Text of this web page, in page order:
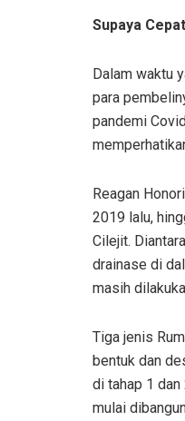
Supaya
Dalam waktu
para
pandemi
Reagan
2019 lalu,
Cilejit.
drainase di
masih
Tiga jenis
bentuk dan
di tahap 1
mulai